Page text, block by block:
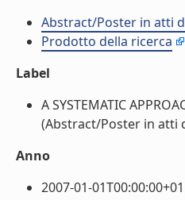
Abstract/Poster in atti
Prodotto della ricerca
Label
A SYSTEMATIC
(Abstract/Poster in atti
Anno
2007-01-